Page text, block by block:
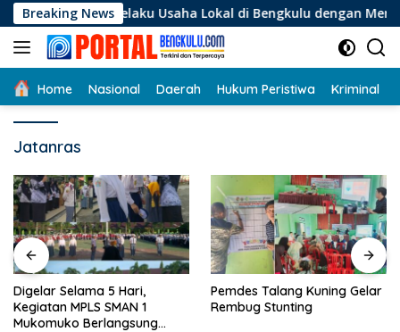
Langsung
ke
konten
Breaking News
Pelaku Usaha Lokal di Bengkulu dengan Meningkatkan
Home Nasional Daerah Hukum Peristiwa Kriminal
Jatanras
Digelar Selama 5 Hari,
Kegiatan MPLS SMAN 1
Mukomuko Berlangsung
Pemdes Talang Kuning Gelar
Rembug Stunting